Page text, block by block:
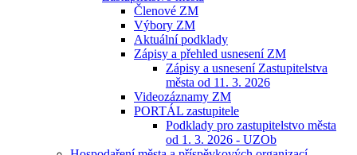
Členové ZM
Výbory ZM
Aktuální podklady
Zápisy a přehled usnesení ZM
Zápisy a usnesení Zastupitelstva
města od 11. 3. 2026
Videozáznamy ZM
PORTÁL zastupitele
Podklady pro zastupitelstvo města
od 1. 3. 2026 - UZOb